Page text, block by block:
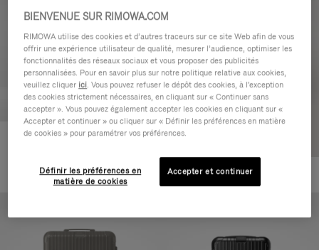
Essential Cabin
+5
BIENVENUE SUR RIMOWA.COM
RIMOWA utilise des cookies et d’autres traceurs sur ce site Web afin de vous
offrir une expérience utilisateur de qualité, mesurer l’audience, optimiser les
fonctionnalités des réseaux sociaux et vous proposer des publicités
personnalisées. Pour en savoir plus sur notre politique relative aux cookies,
veuillez cliquer ici. Vous pouvez refuser le dépôt des cookies, à l'exception
des cookies strictement nécessaires, en cliquant sur « Continuer sans
accepter ». Vous pouvez également accepter les cookies en cliquant sur «
Accepter et continuer » ou cliquer sur « Définir les préférences en matière
de cookies » pour paramétrer vos préférences.
Définir les préférences en
matière de cookies
Accepter et continuer